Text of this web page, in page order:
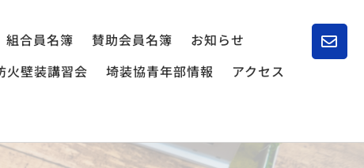
組合員名簿 賛助会員名簿
お知らせ
火壁装講習会 埼装協青年部情報
アクセス